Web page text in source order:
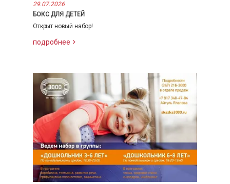
29.07.2026
БОКС ДЛЯ ДЕТЕЙ
Открыт новый набор!
подробнее